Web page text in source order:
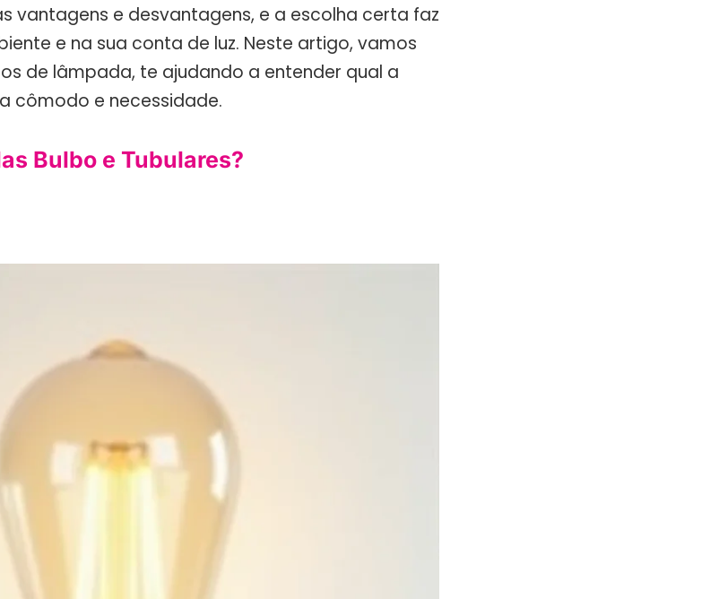
vantagens e desvantagens, e a escolha certa faz
e na sua conta de luz. Neste artigo, vamos
de lâmpada, te ajudando a entender qual a
cômodo e necessidade.
Bulbo e Tubulares?